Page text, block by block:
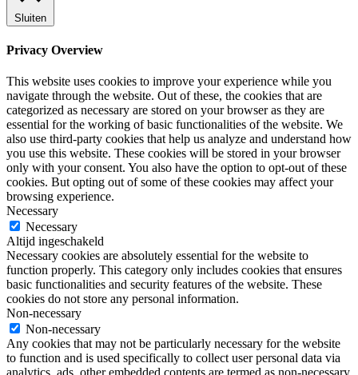
Sluiten
Privacy Overview
This website uses cookies to improve your experience while you
navigate through the website. Out of these, the cookies that are
categorized as necessary are stored on your browser as they are
essential for the working of basic functionalities of the website. We
also use third-party cookies that help us analyze and understand how
you use this website. These cookies will be stored in your browser
only with your consent. You also have the option to opt-out of these
cookies. But opting out of some of these cookies may affect your
browsing experience.
Necessary
Necessary
Altijd ingeschakeld
Necessary cookies are absolutely essential for the website to
function properly. This category only includes cookies that ensures
basic functionalities and security features of the website. These
cookies do not store any personal information.
Non-necessary
Non-necessary
Any cookies that may not be particularly necessary for the website
to function and is used specifically to collect user personal data via